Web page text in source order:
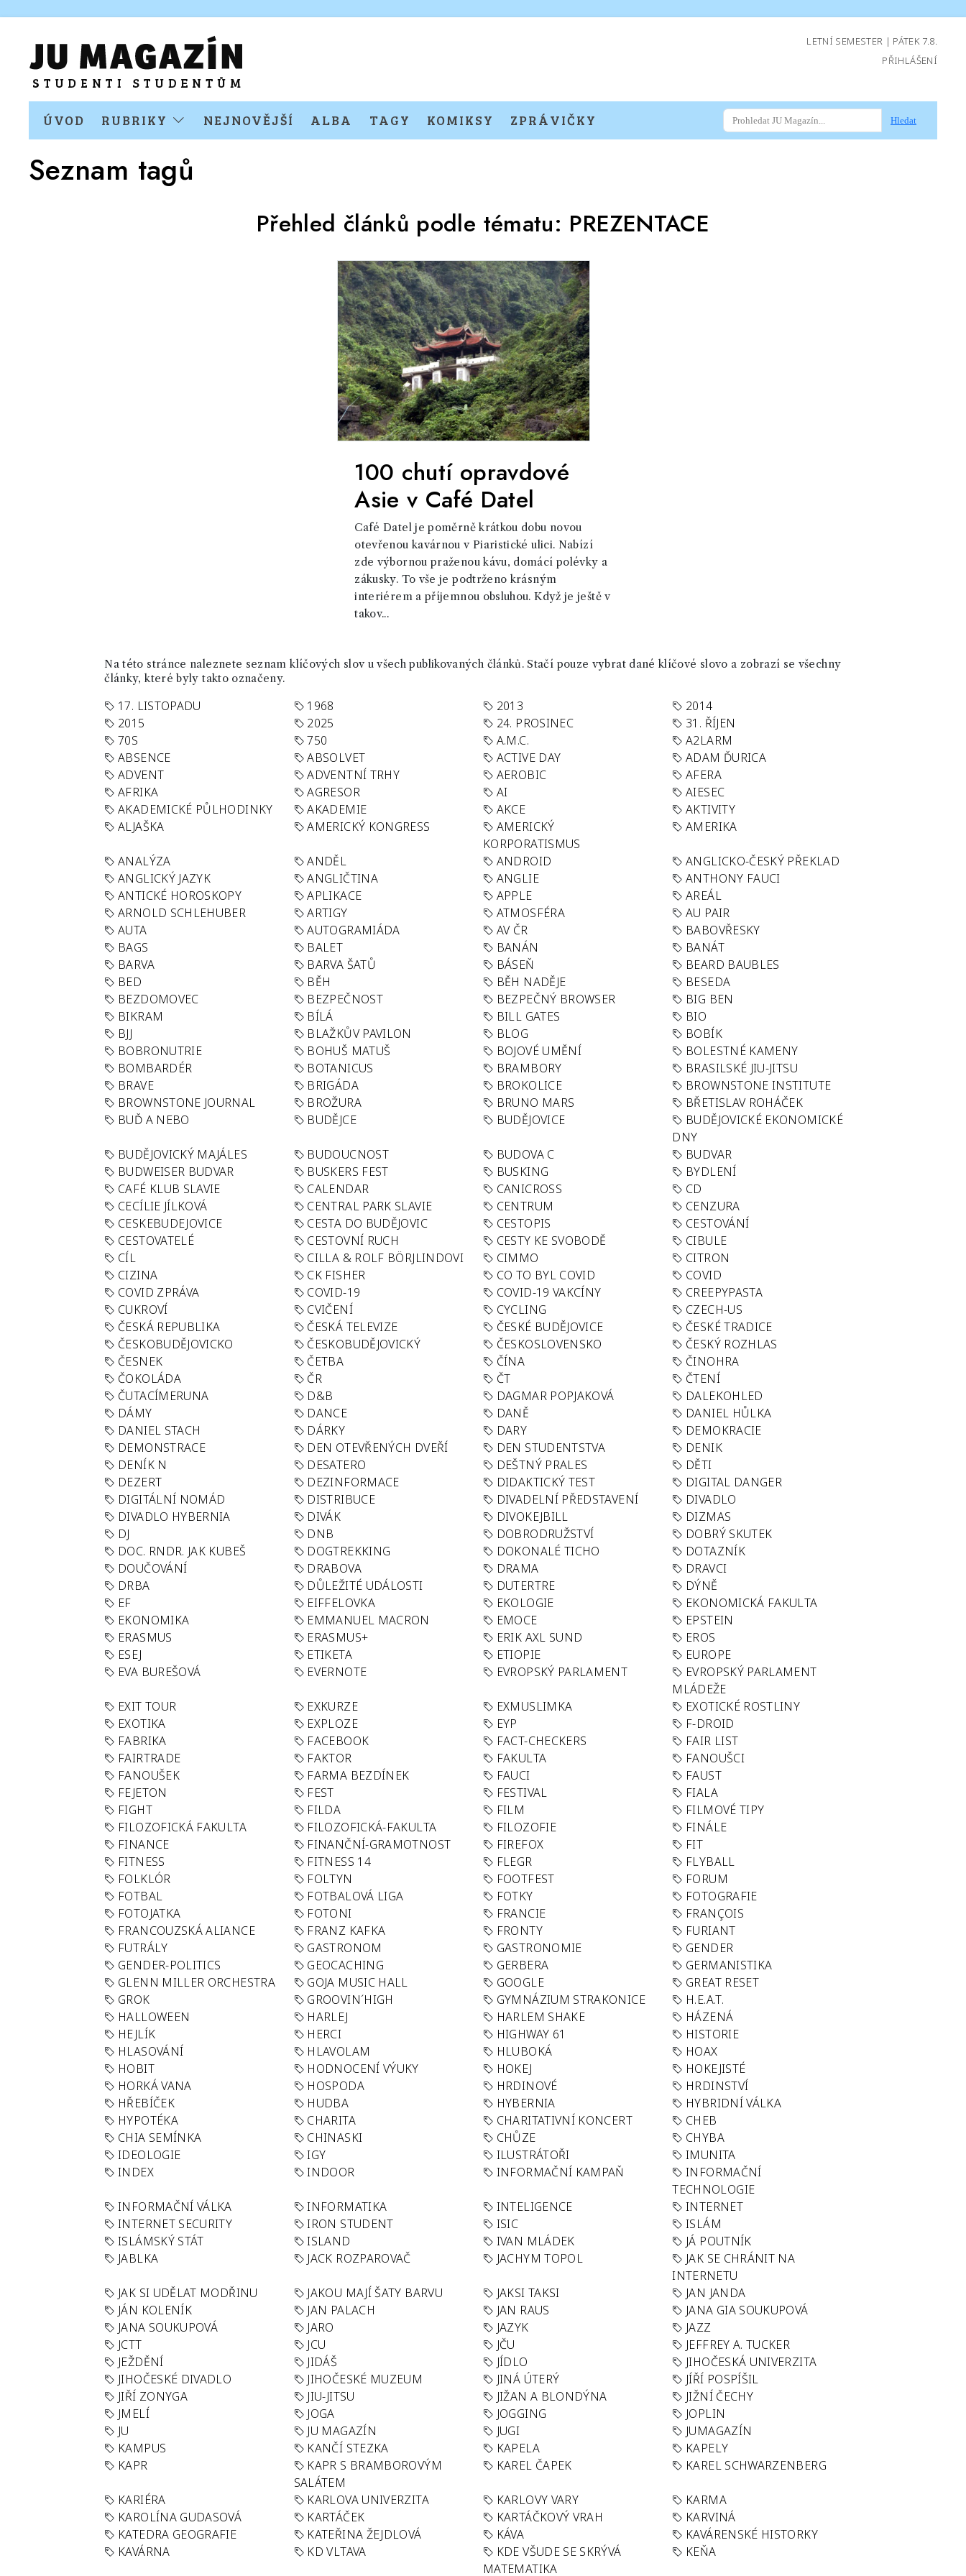
LETNÍ SEMESTER | PÁTEK 7.8.
PŘIHLÁŠENÍ
ÚVOD RUBRIKY NEJNOVĚJŠÍ ALBA TAGY KOMIKSY ZPRÁVIČKY Hledat
Seznam tagů
Přehled článků podle tématu: PREZENTACE
100 chutí opravdové
Asie v Café Datel
Café Datel je poměrně krátkou dobu novou
otevřenou kavárnou v Piaristické ulici. Nabízí
zde výbornou praženou kávu, domácí polévky a
zákusky. To vše je podtrženo krásným
interiérem a příjemnou obsluhou. Když je ještě v
takov...
Na této stránce naleznete seznam klíčových slov u všech publikovaných článků. Stačí pouze vybrat dané klíčové slovo a zobrazí se všechny
články, které byly takto označeny.
17. LISTOPADU 1968 2013
2014
2015
2025 24. PROSINEC
31. ŘÍJEN
70S
750 A.M.C.
A2LARM
ABSENCE
ABSOLVET ACTIVE DAY
ADAM ĎURICA
ADVENT
ADVENTNÍ TRHY AEROBIC
AFERA
AFRIKA
AGRESOR AI
AIESEC
AKADEMICKÉ PŮLHODINKY
AKADEMIE AKCE
AKTIVITY
ALJAŠKA
AMERICKÝ KONGRESS
AMERICKÝ
KORPORATISMUS
AMERIKA
ANALÝZA ANDĚL ANDROID
ANGLICKO-ČESKÝ PŘEKLAD
ANGLICKÝ JAZYK
ANGLIČTINA ANGLIE
ANTHONY FAUCI
ANTICKÉ HOROSKOPY
APLIKACE APPLE
AREÁL
ARNOLD SCHLEHUBER
ARTIGY ATMOSFÉRA
AU PAIR
AUTA
AUTOGRAMIÁDA AV ČR
BABOVŘESKY
BAGS
BALET BANÁN
BANÁT
BARVA
BARVA ŠATŮ BÁSEŇ
BEARD BAUBLES
BED
BĚH BĚH NADĚJE
BESEDA
BEZDOMOVEC
BEZPEČNOST BEZPEČNÝ BROWSER
BIG BEN
BIKRAM
BÍLÁ BILL GATES
BIO
BJJ
BLAŽKŮV PAVILON BLOG
BOBÍK
BOBRONUTRIE
BOHUŠ MATUŠ BOJOVÉ UMĚNÍ
BOLESTNÉ KAMENY
BOMBARDÉR
BOTANICUS BRAMBORY
BRASILSKÉ JIU-JITSU
BRAVE
BRIGÁDA BROKOLICE
BROWNSTONE INSTITUTE
BROWNSTONE JOURNAL
BROŽURA BRUNO MARS
BŘETISLAV ROHÁČEK
BUĎ A NEBO
BUDĚJCE BUDĚJOVICE
BUDĚJOVICKÉ EKONOMICKÉ
DNY
BUDĚJOVICKÝ MAJÁLES
BUDOUCNOST BUDOVA C
BUDVAR
BUDWEISER BUDVAR
BUSKERS FEST BUSKING
BYDLENÍ
CAFÉ KLUB SLAVIE
CALENDAR CANICROSS
CD
CECÍLIE JÍLKOVÁ
CENTRAL PARK SLAVIE CENTRUM
CENZURA
CESKEBUDEJOVICE
CESTA DO BUDĚJOVIC CESTOPIS
CESTOVÁNÍ
CESTOVATELÉ
CESTOVNÍ RUCH CESTY KE SVOBODĚ
CIBULE
CÍL
CILLA & ROLF BÖRJLINDOVI CIMMO
CITRON
CIZINA
CK FISHER CO TO BYL COVID
COVID
COVID ZPRÁVA
COVID-19 COVID-19 VAKCÍNY
CREEPYPASTA
CUKROVÍ
CVIČENÍ CYCLING
CZECH-US
ČESKÁ REPUBLIKA
ČESKÁ TELEVIZE ČESKÉ BUDĚJOVICE
ČESKÉ TRADICE
ČESKOBUDĚJOVICKO
ČESKOBUDĚJOVICKÝ ČESKOSLOVENSKO
ČESKÝ ROZHLAS
ČESNEK
ČETBA ČÍNA
ČINOHRA
ČOKOLÁDA
ČR ČT
ČTENÍ
ČUTACÍMERUNA
D&B DAGMAR POPJAKOVÁ
DALEKOHLED
DÁMY
DANCE DANĚ
DANIEL HŮLKA
DANIEL STACH
DÁRKY DARY
DEMOKRACIE
DEMONSTRACE
DEN OTEVŘENÝCH DVEŘÍ DEN STUDENTSTVA
DENIK
DENÍK N
DESATERO DEŠTNÝ PRALES
DĚTI
DEZERT
DEZINFORMACE DIDAKTICKÝ TEST
DIGITAL DANGER
DIGITÁLNÍ NOMÁD
DISTRIBUCE DIVADELNÍ PŘEDSTAVENÍ
DIVADLO
DIVADLO HYBERNIA
DIVÁK DIVOKEJBILL
DIZMAS
DJ
DNB DOBRODRUŽSTVÍ
DOBRÝ SKUTEK
DOC. RNDR. JAK KUBEŠ
DOGTREKKING DOKONALÉ TICHO
DOTAZNÍK
DOUČOVÁNÍ
DRABOVA DRAMA
DRAVCI
DRBA
DŮLEŽITÉ UDÁLOSTI DUTERTRE
DÝNĚ
EF
EIFFELOVKA EKOLOGIE
EKONOMICKÁ FAKULTA
EKONOMIKA
EMMANUEL MACRON EMOCE
EPSTEIN
ERASMUS
ERASMUS+ ERIK AXL SUND
EROS
ESEJ
ETIKETA ETIOPIE
EUROPE
EVA BUREŠOVÁ
EVERNOTE EVROPSKÝ PARLAMENT
EVROPSKÝ PARLAMENT
MLÁDEŽE
EXIT TOUR
EXKURZE EXMUSLIMKA
EXOTICKÉ ROSTLINY
EXOTIKA
EXPLOZE EYP
F-DROID
FABRIKA
FACEBOOK FACT-CHECKERS
FAIR LIST
FAIRTRADE
FAKTOR FAKULTA
FANOUŠCI
FANOUŠEK
FARMA BEZDÍNEK FAUCI
FAUST
FEJETON
FEST FESTIVAL
FIALA
FIGHT
FILDA FILM
FILMOVÉ TIPY
FILOZOFICKÁ FAKULTA
FILOZOFICKÁ-FAKULTA FILOZOFIE
FINÁLE
FINANCE
FINANČNÍ-GRAMOTNOST FIREFOX
FIT
FITNESS
FITNESS 14 FLEGR
FLYBALL
FOLKLÓR
FOLTYN FOOTFEST
FORUM
FOTBAL
FOTBALOVÁ LIGA FOTKY
FOTOGRAFIE
FOTOJATKA
FOTONI FRANCIE
FRANÇOIS
FRANCOUZSKÁ ALIANCE
FRANZ KAFKA FRONTY
FURIANT
FUTRÁLY
GASTRONOM GASTRONOMIE
GENDER
GENDER-POLITICS
GEOCACHING GERBERA
GERMANISTIKA
GLENN MILLER ORCHESTRA
GOJA MUSIC HALL GOOGLE
GREAT RESET
GROK
GROOVIN´HIGH GYMNÁZIUM STRAKONICE
H.E.A.T.
HALLOWEEN
HARLEJ HARLEM SHAKE
HÁZENÁ
HEJLÍK
HERCI HIGHWAY 61
HISTORIE
HLASOVÁNÍ
HLAVOLAM HLUBOKÁ
HOAX
HOBIT
HODNOCENÍ VÝUKY HOKEJ
HOKEJISTÉ
HORKÁ VANA
HOSPODA HRDINOVÉ
HRDINSTVÍ
HŘEBÍČEK
HUDBA HYBERNIA
HYBRIDNÍ VÁLKA
HYPOTÉKA
CHARITA CHARITATIVNÍ KONCERT
CHEB
CHIA SEMÍNKA
CHINASKI CHŮZE
CHYBA
IDEOLOGIE
IGY ILUSTRÁTOŘI
IMUNITA
INDEX
INDOOR INFORMAČNÍ KAMPAŇ
INFORMAČNÍ
TECHNOLOGIE
INFORMAČNÍ VÁLKA
INFORMATIKA INTELIGENCE
INTERNET
INTERNET SECURITY
IRON STUDENT ISIC
ISLÁM
ISLÁMSKÝ STÁT
ISLAND IVAN MLÁDEK
JÁ POUTNÍK
JABLKA
JACK ROZPAROVAČ JACHYM TOPOL
JAK SE CHRÁNIT NA
INTERNETU
JAK SI UDĚLAT MODŘINU
JAKOU MAJÍ ŠATY BARVU JAKSI TAKSI
JAN JANDA
JÁN KOLENÍK
JAN PALACH JAN RAUS
JANA GIA SOUKUPOVÁ
JANA SOUKUPOVÁ
JARO JAZYK
JAZZ
JCTT
JCU JČU
JEFFREY A. TUCKER
JEŽDĚNÍ
JIDÁŠ JÍDLO
JIHOČESKÁ UNIVERZITA
JIHOČESKÉ DIVADLO
JIHOČESKÉ MUZEUM JINÁ ÚTERÝ
JÍŘÍ POSPÍŠIL
JIŘÍ ZONYGA
JIU-JITSU JIŽAN A BLONDÝNA
JIŽNÍ ČECHY
JMELÍ
JOGA JOGGING
JOPLIN
JU
JU MAGAZÍN JUGI
JUMAGAZÍN
KAMPUS
KANČÍ STEZKA KAPELA
KAPELY
KAPR
KAPR S BRAMBOROVÝM
SALÁTEM
KAREL ČAPEK KAREL SCHWARZENBERG
KARIÉRA KARLOVA UNIVERZITA KARLOVY VARY
KARMA
KAROLÍNA GUDASOVÁ
KARTÁČEK KARTÁČKOVÝ VRAH
KARVINÁ
KATEDRA GEOGRAFIE
KATEŘINA ŽEJDLOVÁ KÁVA
KAVÁRENSKÉ HISTORKY
KAVÁRNA
KD VLTAVA
KDE VŠUDE SE SKRÝVÁ
MATEMATIKA
KEŇA